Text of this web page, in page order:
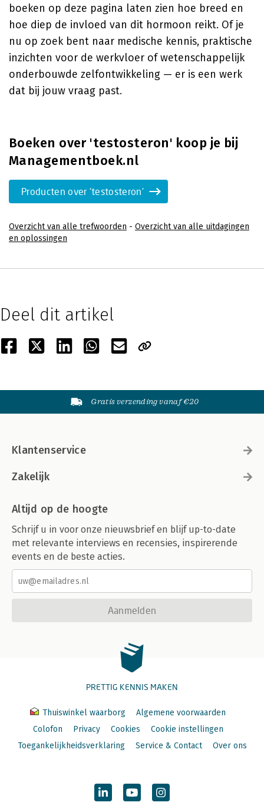
boeken op deze pagina laten zien hoe breed en
hoe diep de invloed van dit hormoon reikt. Of je
nu op zoek bent naar medische kennis, praktische
inzichten voor de werkvloer of wetenschappelijk
onderbouwde zelfontwikkeling — er is een werk
dat bij jouw vraag past.
Boeken over 'testosteron' koop je bij
Managementboek.nl
Producten over 'testosteron'
Overzicht van alle trefwoorden - Overzicht van alle uitdagingen
en oplossingen
Deel dit artikel
Gratis verzending vanaf €20
Klantenservice
Zakelijk
Altijd op de hoogte
Schrijf u in voor onze nieuwsbrief en blijf up-to-date
met relevante interviews en recensies, inspirerende
events en de beste acties.
Aanmelden
PRETTIG KENNIS MAKEN
Thuiswinkel waarborg
Algemene voorwaarden
Colofon
Privacy Cookies
Cookie instellingen
Toegankelijkheidsverklaring
Service & Contact Over ons